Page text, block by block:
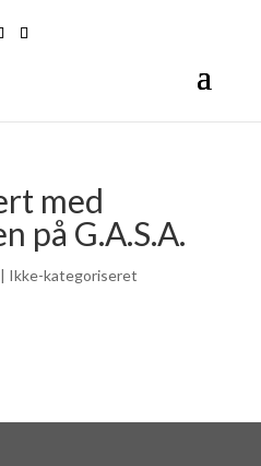
med
på G.A.S.A.
| Ikke-kategoriseret